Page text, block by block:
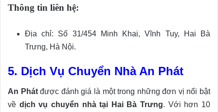
Thông tin liên hệ:
Địa chỉ: Số 31/454 Minh Khai, Vĩnh Tuy, Hai Bà
Trưng, Hà Nội.
5. Dịch Vụ Chuyển Nhà An Phát
An Phátđược đánh giá là một trong những đơn vị nổi bật
về dịch vụ chuyển nhà tại Hai Bà Trưng. Với hơn 10